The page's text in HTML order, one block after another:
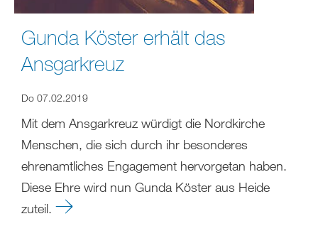
Gunda Köster erhält das
Ansgarkreuz
Do 07.02.2019
Mit dem Ansgarkreuz würdigt die Nordkirche
Menschen, die sich durch ihr besonderes
ehrenamtliches Engagement hervorgetan haben.
Diese Ehre wird nun Gunda Köster aus Heide
zuteil.